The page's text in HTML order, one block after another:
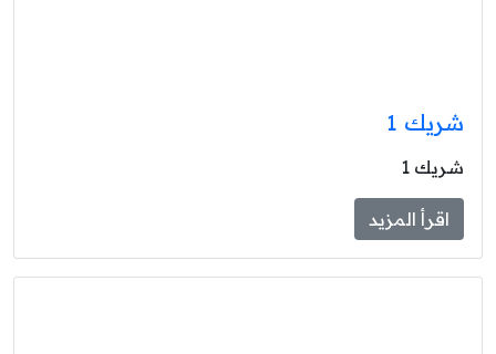
شريك 1
شريك 1
اقرأ المزيد